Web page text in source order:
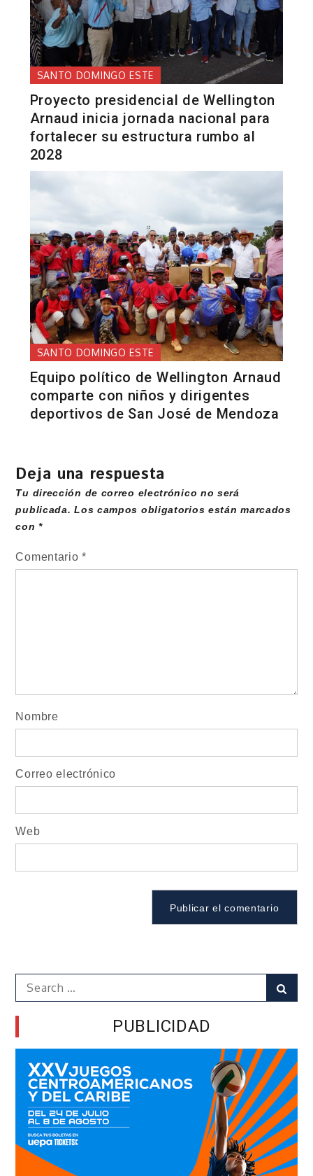
SANTO DOMINGO ESTE
Proyecto presidencial de Wellington
Arnaud inicia jornada nacional para
fortalecer su estructura rumbo al
2028
SANTO DOMINGO ESTE
Equipo político de Wellington Arnaud
comparte con niños y dirigentes
deportivos de San José de Mendoza
Deja una respuesta
Tu dirección de correo electrónico no será
publicada. Los campos obligatorios están marcados
con*
Comentario*
Nombre
Correo electrónico
Web
Search
for:
PUBLICIDAD